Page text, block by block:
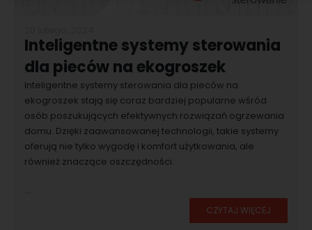
Inteligentne systemy sterowania
dla pieców na ekogroszek
Inteligentne systemy sterowania dla pieców na
ekogroszek stają się coraz bardziej popularne wśród
osób poszukujących efektywnych rozwiązań ogrzewania
domu. Dzięki zaawansowanej technologii, takie systemy
oferują nie tylko wygodę i komfort użytkowania, ale
również znaczące oszczędności.
...
CZYTAJ WIĘCEJ